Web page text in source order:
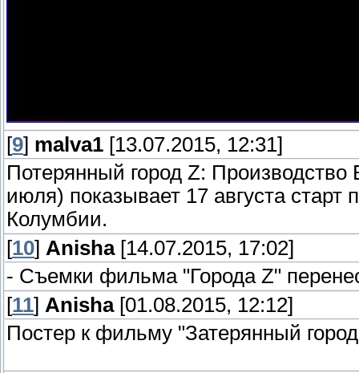
[9] malva1 [13.07.2015, 12:31]
Потерянный город Z:
июля) показывает 17 августа
Колумбии.
[10] Anisha[14.07.2015, 17:02]
- Съемки фильма "Города Z"
[11] Anisha[01.08.2015, 12:12]
Постер к фильму "Затерянный